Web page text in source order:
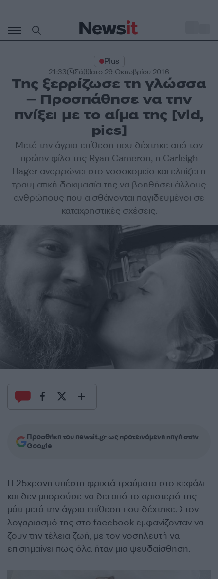
περιεχόμενο
Plus
21:33 Σάββατο 29 Οκτωβρίου 2016
Της ξερρίζωσε τη γλώσσα
– Προσπάθησε να την
πνίξει με το αίμα της [vid,
pics]
Μετά την άγρια επίθεση που δέχτηκε από τον
πρώην φίλο της Ryan Cameron, η Carleigh
Hager αναρρώνει στο νοσοκομείο και ελπίζει η
τραυματική δοκιμασία της να βοηθήσει άλλους
ανθρώπους που αισθάνονται παγιδευμένοι σε
καταχρηστικές σχέσεις.
Προσθήκη του newsit.gr ως προτεινόμενη πηγή στην
Google
Η 25χρονη υπέστη φριχτά τραύματα στο κεφάλι
και δεν μπορούσε να δει από το αριστερό της
μάτι μετά την άγρια επίθεση που δέχτηκε. Στον
λογαριασμό της στο facebook εμφανίζονταν να
ζουν την τέλεια ζωή, με τον νοσηλευτή να
επισημαίνει πως όλα ήταν μια ψευδαίσθηση.